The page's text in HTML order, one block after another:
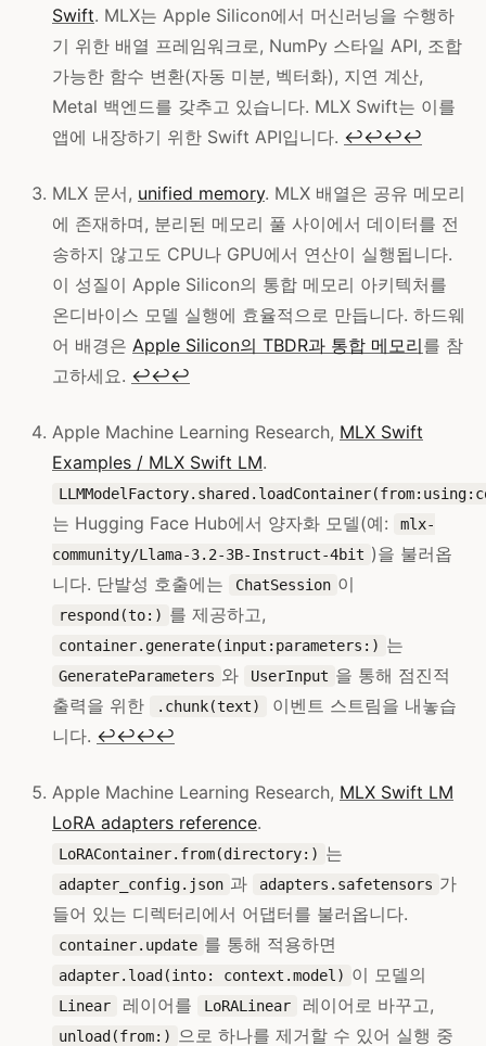
Swift. MLX는 Apple Silicon에서 머신러닝을 수행하
기 위한 배열 프레임워크로, NumPy 스타일 API, 조합
가능한 함수 변환(자동 미분, 벡터화), 지연 계산,
Metal 백엔드를 갖추고 있습니다. MLX Swift는 이를
앱에 내장하기 위한 Swift API입니다. ↩↩↩↩
MLX 문서, unified memory. MLX 배열은 공유 메모리
에 존재하며, 분리된 메모리 풀 사이에서 데이터를 전
송하지 않고도 CPU나 GPU에서 연산이 실행됩니다.
이 성질이 Apple Silicon의 통합 메모리 아키텍처를
온디바이스 모델 실행에 효율적으로 만듭니다. 하드웨
어 배경은 Apple Silicon의 TBDR과 통합 메모리를 참
고하세요. ↩↩↩
Apple Machine Learning Research, MLX Swift
Examples / MLX Swift LM.
는 Hugging Face Hub에서 양자화 모델(예:
mlx-
community/Llama-3.2-3B-Instruct-4bit )을 불러옵
니다. 단발성 호출에는
ChatSession 이
respond(to:) 를 제공하고,
container.generate(input:parameters:) 는
GenerateParameters 와 UserInput 을 통해 점진적
출력을 위한
.chunk(text)
이벤트 스트림을 내놓습
니다. ↩↩↩↩
Apple Machine Learning Research, MLX Swift LM
LoRA adapters reference.
LoRAContainer.from(directory:) 는
adapter_config.json 과 adapters.safetensors 가
들어 있는 디렉터리에서 어댑터를 불러옵니다.
container.update 를 통해 적용하면
adapter.load(into: context.model) 이 모델의
Linear 레이어를 LoRALinear 레이어로 바꾸고,
unload(from:) 으로 하나를 제거할 수 있어 실행 중